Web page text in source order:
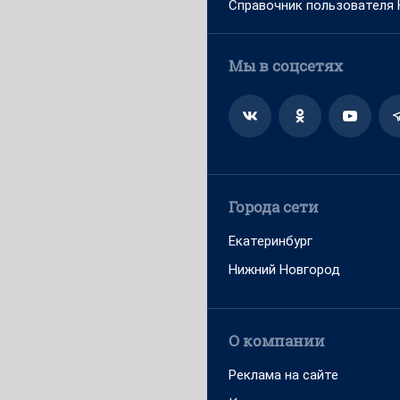
Справочник пользователя
Мы в соцсетях
Города сети
Екатеринбург
Нижний Новгород
О компании
Реклама на сайте